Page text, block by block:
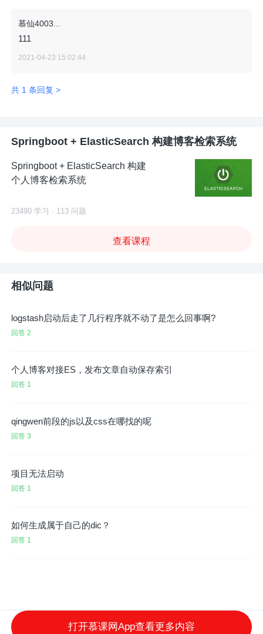
慕仙4003...
111
2021-04-23 15:02:44
共 1 条回复 >
Springboot + ElasticSearch 构建博客检索系统
Springboot + ElasticSearch 构建
个人博客检索系统
23490 学习 · 113 问题
查看课程
相似问题
logstash启动后走了几行程序就不动了是怎么回事啊?
回答 2
个人博客对接ES，发布文章自动保存索引
回答 1
qingwen前段的js以及css在哪找的呢
回答 3
项目无法启动
回答 1
如何生成属于自己的dic？
回答 1
打开慕课网App查看更多内容